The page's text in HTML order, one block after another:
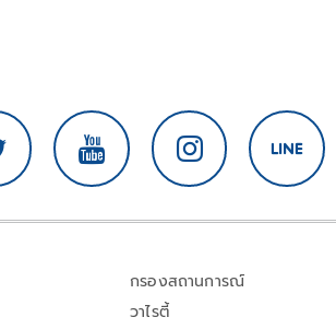
กรองสถานการณ์
วาไรตี้